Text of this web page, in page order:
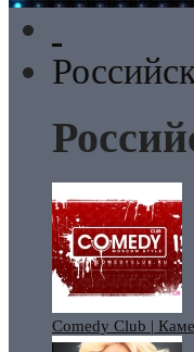
Comedy Club |